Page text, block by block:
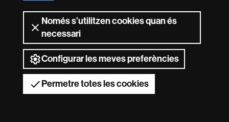
Només s’utilitzen cookies quan és
necessari
Configurar les meves preferències
Permetre totes les cookies
pero intenté no mirar hacia
Encima de una pequeña
cómoda occidental se
sobreponía una vitrina con